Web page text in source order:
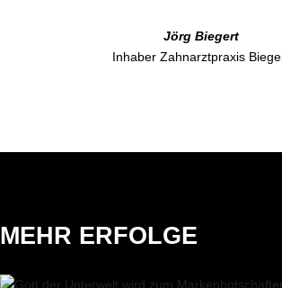
Jörg Biegert
Inhaber Zahnarztpraxis
MEHR ERFOLGE